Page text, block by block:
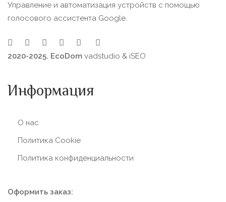
Управление и автоматизация устройств с помощью
голосового ассистента Google.
2020-2025. EcoDom vadstudio & iSEO
Информация
О нас
Политика Сookie
Политика конфиденциальности
Оформить заказ: